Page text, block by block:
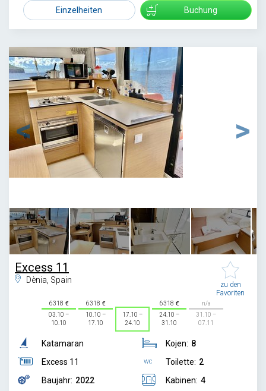
Einzelheiten Buchung
Excess 11
Dènia, Spain
zu den
Favoriten
6318
03.10 –
10.10
6318
10.10 –
17.10
17.10 –
24.10
6318
24.10 –
31.10
n/a
31.10 –
07.11
Katamaran
Excess 11
Baujahr: 2022
Kojen: 8
Toilette: 2
Kabinen: 4